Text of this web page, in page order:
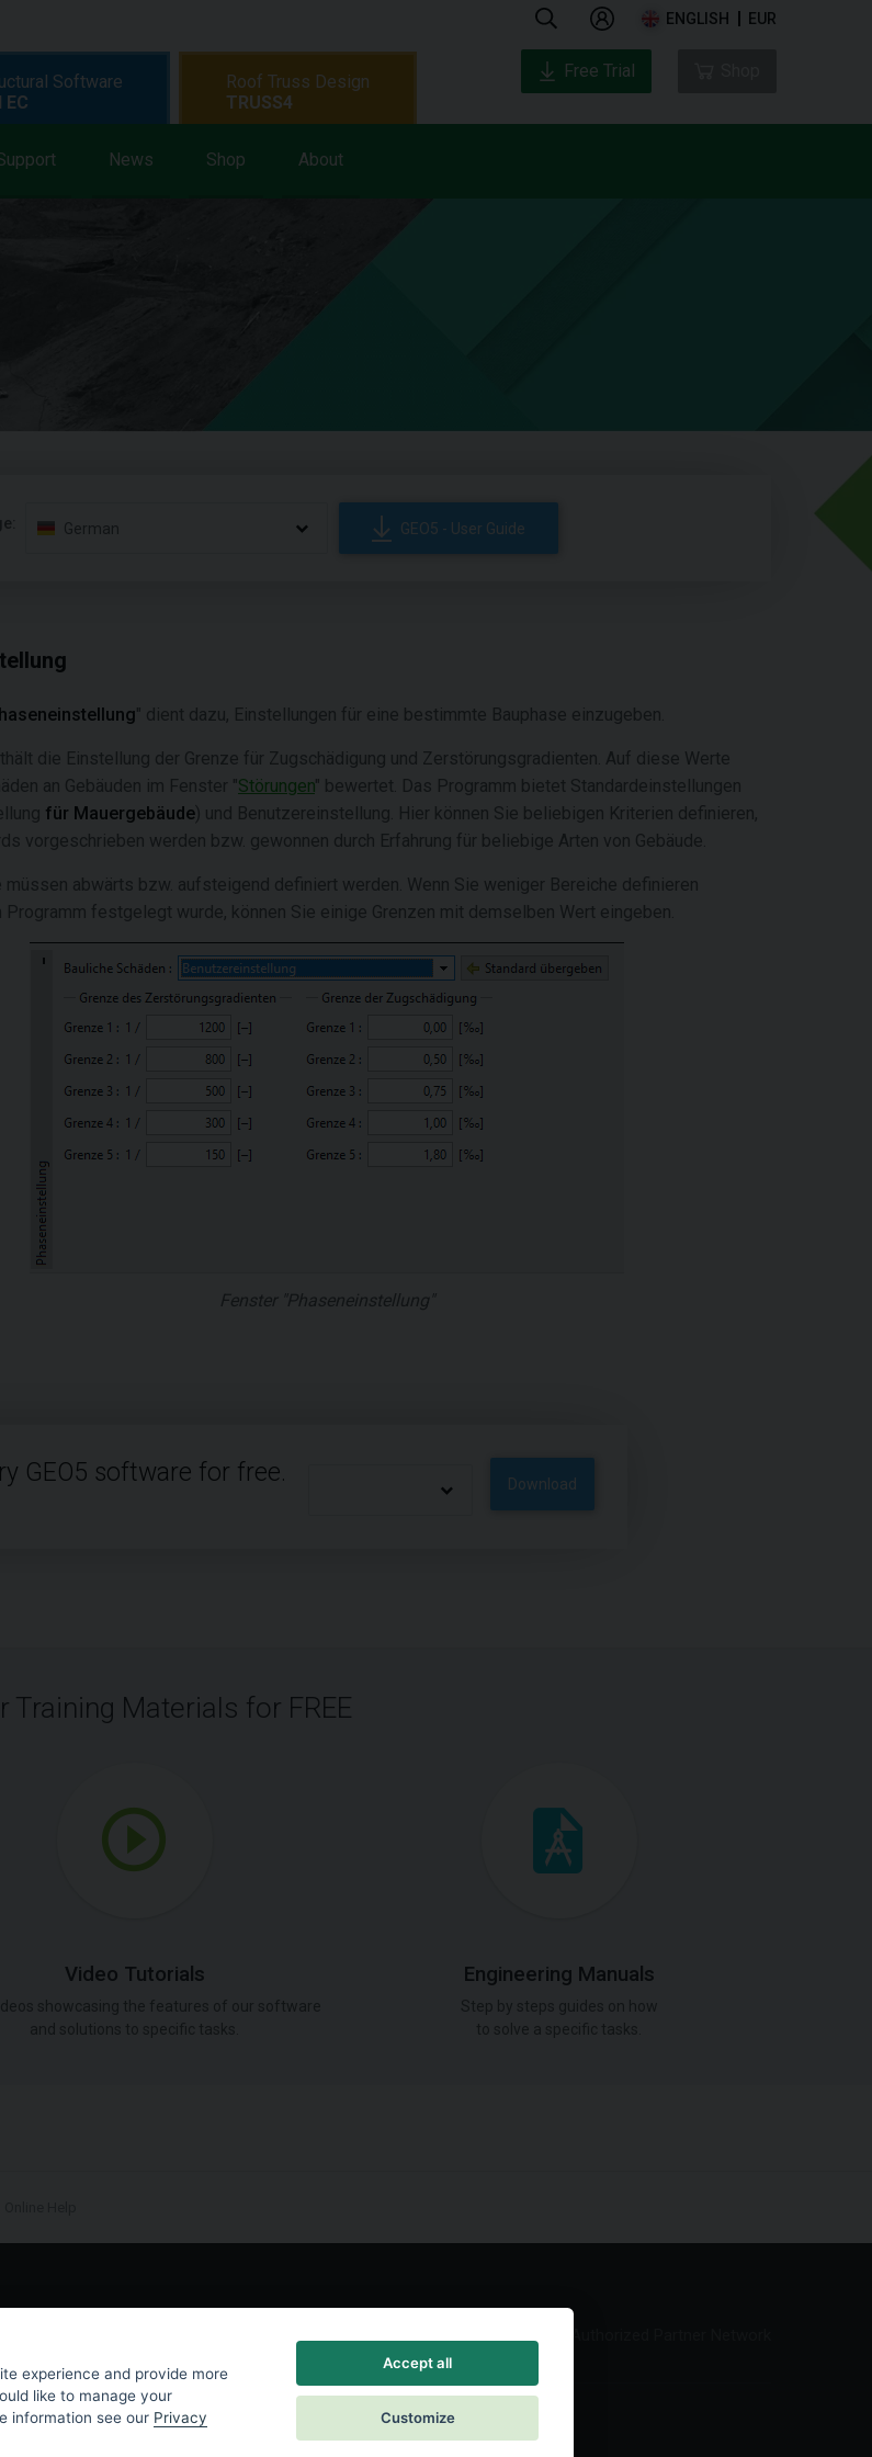
ENGLISH EUR
News Shop About
Software
EC
Roof Truss Design
TRUSS4
Free Trial
German GEO5 - User Guide
" dient dazu, Einstellungen für eine bestimmte Bauphase einzugeben.
die Einstellung der Grenze für Zugschädigung und Zerstörungsgradienten. Auf diese Werte
an Gebäuden im Fenster "Störungen" bewertet. Das Programm bietet Standardeinstellungen
für Mauergebäude) und Benutzereinstellung. Hier können Sie beliebigen Kriterien definieren,
vorgeschrieben werden bzw. gewonnen durch Erfahrung für beliebige Arten von Gebäude.
müssen abwärts bzw. aufsteigend definiert werden. Wenn Sie weniger Bereiche definieren
Programm festgelegt wurde, können Sie einige Grenzen mit demselben Wert eingeben.
Fenster "Phaseneinstellung"
GEO5 software for free. Download
Training Materials for FREE
Video Tutorials Engineering Manuals
experience and provide more
like to manage your
information see our Privacy
Accept all
Customize